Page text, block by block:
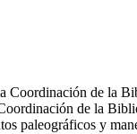
Coordinación de la
de la
paleográficos y